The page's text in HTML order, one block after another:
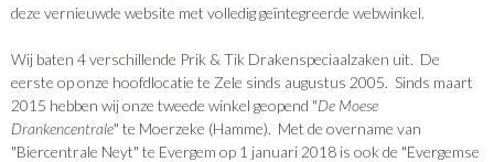
deze vernieuwde website met volledig geïntegreerde webwinkel.
Wij baten 4 verschillende Prik & Tik Drakenspeciaalzaken uit. De
eerste op onze hoofdlocatie te Zele sinds augustus 2005. Sinds maart
2015 hebben wij onze tweede winkel geopend "De Moese
Drankencentrale" te Moerzeke (Hamme). Met de overname van
"Biercentrale Neyt" te Evergem op 1 januari 2018 is ook de "Evergemse